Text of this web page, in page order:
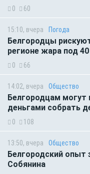
0 60
15:10, вчера Погода
Белгородцы
регионе жара под
0 66
14:02, вчера Общество
Белгородцам
деньгами собрать
0 108
13:50, вчера Общество
Белгородский
Собянина